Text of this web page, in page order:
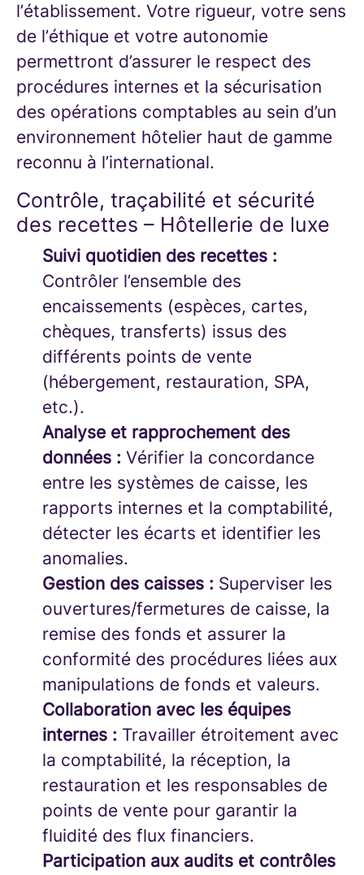
l’établissement. Votre rigueur, votre sens
de l’éthique et votre autonomie
permettront d’assurer le respect des
procédures internes et la sécurisation
des opérations comptables au sein d’un
environnement hôtelier haut de gamme
reconnu à l’international.
Contrôle, traçabilité et sécurité
des recettes – Hôtellerie de luxe
Suivi quotidien des recettes :
Contrôler l’ensemble des
encaissements (espèces, cartes,
chèques, transferts) issus des
différents points de vente
(hébergement, restauration, SPA,
etc.).
Analyse et rapprochement des
données : Vérifier la concordance
entre les systèmes de caisse, les
rapports internes et la comptabilité,
détecter les écarts et identifier les
anomalies.
Gestion des caisses : Superviser les
ouvertures/fermetures de caisse, la
remise des fonds et assurer la
conformité des procédures liées aux
manipulations de fonds et valeurs.
Collaboration avec les équipes
internes : Travailler étroitement avec
la comptabilité, la réception, la
restauration et les responsables de
points de vente pour garantir la
fluidité des flux financiers.
Participation aux audits et contrôles